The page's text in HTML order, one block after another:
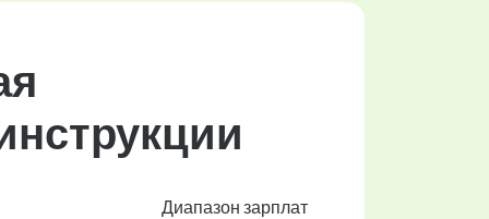
Диапазон зарплат